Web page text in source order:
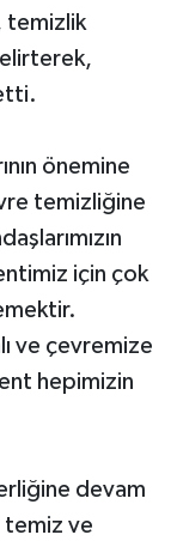
temizlik
önemine
temizliğine
için çok
ve çevremize
hepimizin
devam
temiz ve